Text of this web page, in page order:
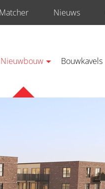
Nieuws
Nieuwbouw Bouwkavels